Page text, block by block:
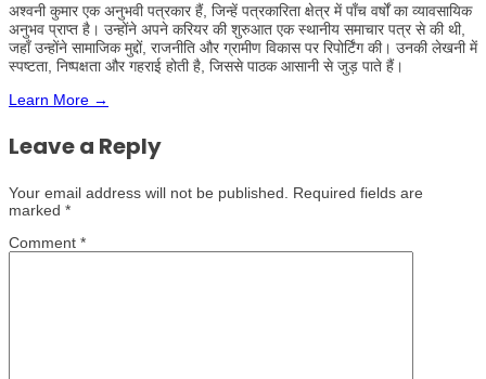
अश्वनी कुमार एक अनुभवी पत्रकार हैं, जिन्हें पत्रकारिता क्षेत्र में पाँच वर्षों का व्यावसायिक
अनुभव प्राप्त है। उन्होंने अपने करियर की शुरुआत एक स्थानीय समाचार पत्र से की थी,
जहाँ उन्होंने सामाजिक मुद्दों, राजनीति और ग्रामीण विकास पर रिपोर्टिंग की। उनकी लेखनी में
स्पष्टता, निष्पक्षता और गहराई होती है, जिससे पाठक आसानी से जुड़ पाते हैं।
Learn More →
Leave a Reply
Your email address will not be published.
Required fields are
marked *
Comment *